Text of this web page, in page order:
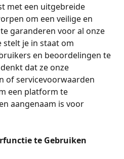
met een uitgebreide
om een veilige en
garanderen voor al onze
stelt je in staat om
en beoordelingen te
dat ze onze
of servicevoorwaarden
een platform te
aangenaam is voor
te Gebruiken